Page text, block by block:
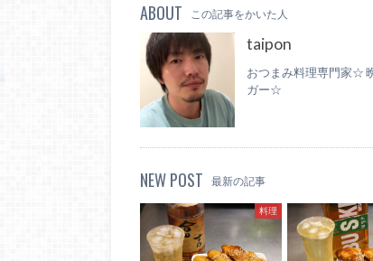
ABOUT この記事をかいた人
taipon
おつまみ料理専門家☆
ガー☆
NEW POST 最新の記事
料理